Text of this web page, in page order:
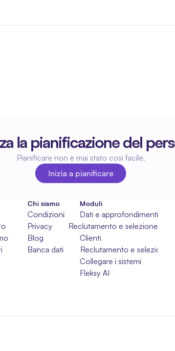
la pianificazione del
Pianificare non è mai stato così facile.
Inizia a pianificare
Inizia a pianificare
Chi siamo
Condizioni
Privacy
Banca dati
Blog
Moduli
Dati e approfondimenti
Reclutamento e selezione
Clienti
Reclutamento e selezione
Collegare i sistemi
Fleksy AI